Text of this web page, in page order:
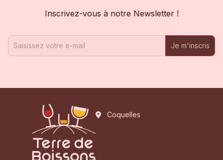
Inscrivez-vous à notre Newsletter !
Je m'inscris
Coquelles